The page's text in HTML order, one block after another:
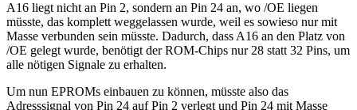
A16 liegt nicht an Pin 2, sondern an Pin 24 an, wo /OE liegen
müsste, das komplett weggelassen wurde, weil es sowieso nur mit
Masse verbunden sein müsste. Dadurch, dass A16 an den Platz von
/OE gelegt wurde, benötigt der ROM-Chips nur 28 statt 32 Pins, um
alle nötigen Signale zu erhalten.
Um nun EPROMs einbauen zu können, müsste also das
Adresssignal von Pin 24 auf Pin 2 verlegt und Pin 24 mit Masse